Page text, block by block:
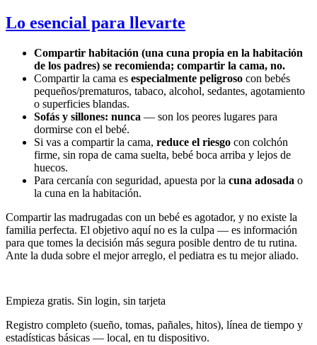
Lo esencial para llevarte
Compartir habitación (una cuna propia en la habitación
de los padres) se recomienda; compartir la cama, no.
Compartir la cama es especialmente peligroso con bebés
pequeños/prematuros, tabaco, alcohol, sedantes, agotamiento
o superficies blandas.
Sofás y sillones: nunca — son los peores lugares para
dormirse con el bebé.
Si vas a compartir la cama, reduce el riesgo con colchón
firme, sin ropa de cama suelta, bebé boca arriba y lejos de
huecos.
Para cercanía con seguridad, apuesta por la cuna adosada o
la cuna en la habitación.
Compartir las madrugadas con un bebé es agotador, y no existe la
familia perfecta. El objetivo aquí no es la culpa — es información
para que tomes la decisión más segura posible dentro de tu rutina.
Ante la duda sobre el mejor arreglo, el pediatra es tu mejor aliado.
Empieza gratis. Sin login, sin tarjeta
Registro completo (sueño, tomas, pañales, hitos), línea de tiempo y
estadísticas básicas — local, en tu dispositivo.